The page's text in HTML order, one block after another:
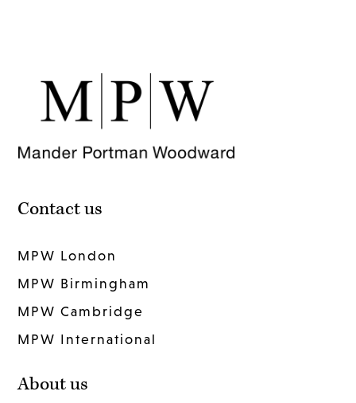
Contact us
MPW London
MPW Birmingham
MPW Cambridge
MPW International
About us